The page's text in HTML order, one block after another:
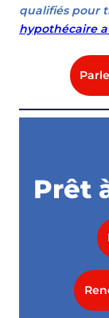
qualifiés pour
hypothécaire
Prêt